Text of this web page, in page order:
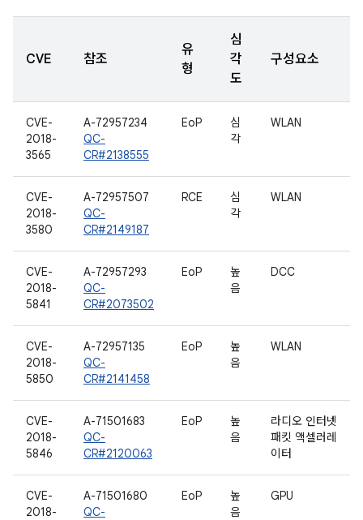
CVE 참조
유
형
심
각
도
구성요소
CVE-
2018-
3565
A-72957234
QC-
CR#2138555
EoP
심
각
WLAN
CVE-
2018-
3580
A-72957507
QC-
CR#2149187
RCE
심
각
WLAN
CVE-
2018-
5841
A-72957293
QC-
CR#2073502
EoP
높
음
DCC
CVE-
2018-
5850
A-72957135
QC-
CR#2141458
EoP
높
음
WLAN
CVE-
2018-
5846
A-71501683
QC-
CR#2120063
EoP
높
음
라디오 인터넷
패킷 액셀러레
이터
CVE-
2018-
A-71501680
QC-
EoP
높
음
GPU